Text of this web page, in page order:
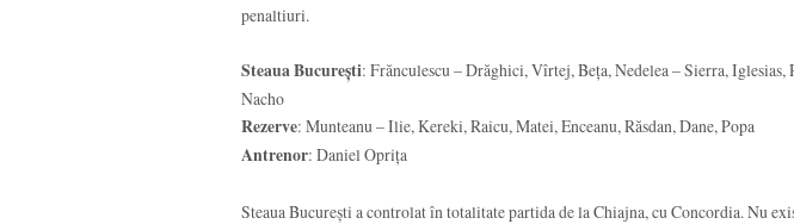
penaltiuri.
SteauaBucurești: Frănculescu – Drăghici, Vîrtej, Beța, Nedelea – Sierra,
Nacho
Rezerve: Munteanu – Ilie, Kereki, Raicu, Matei, Enceanu, Răsdan, Dane, Popa
Antrenor: Daniel Oprița
Steaua București a controlat în totalitate partida de la Chiajna, cu Concordia. Nu